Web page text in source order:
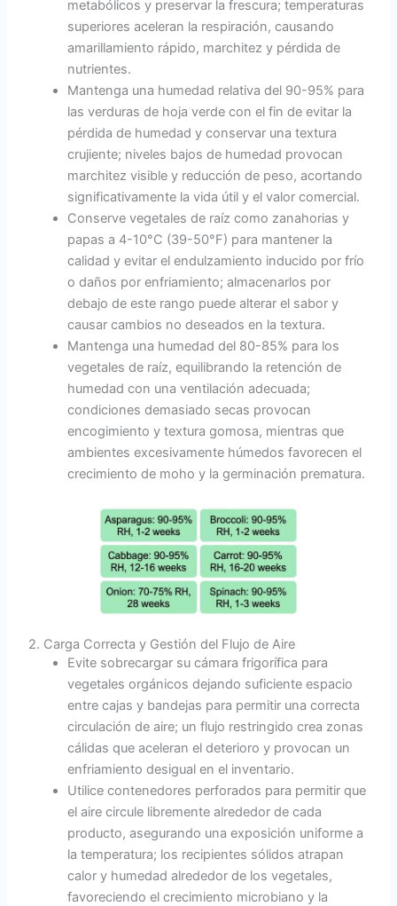
metabólicos y preservar la frescura; temperaturas
superiores aceleran la respiración, causando
amarillamiento rápido, marchitez y pérdida de
nutrientes.
Mantenga una humedad relativa del 90-95% para
las verduras de hoja verde con el fin de evitar la
pérdida de humedad y conservar una textura
crujiente; niveles bajos de humedad provocan
marchitez visible y reducción de peso, acortando
significativamente la vida útil y el valor comercial.
Conserve vegetales de raíz como zanahorias y
papas a 4-10°C (39-50°F) para mantener la
calidad y evitar el endulzamiento inducido por frío
o daños por enfriamiento; almacenarlos por
debajo de este rango puede alterar el sabor y
causar cambios no deseados en la textura.
Mantenga una humedad del 80-85% para los
vegetales de raíz, equilibrando la retención de
humedad con una ventilación adecuada;
condiciones demasiado secas provocan
encogimiento y textura gomosa, mientras que
ambientes excesivamente húmedos favorecen el
crecimiento de moho y la germinación prematura.
2. Carga Correcta y Gestión del Flujo de Aire
Evite sobrecargar su cámara frigorífica para
vegetales orgánicos dejando suficiente espacio
entre cajas y bandejas para permitir una correcta
circulación de aire; un flujo restringido crea zonas
cálidas que aceleran el deterioro y provocan un
enfriamiento desigual en el inventario.
Utilice contenedores perforados para permitir que
el aire circule libremente alrededor de cada
producto, asegurando una exposición uniforme a
la temperatura; los recipientes sólidos atrapan
calor y humedad alrededor de los vegetales,
favoreciendo el crecimiento microbiano y la